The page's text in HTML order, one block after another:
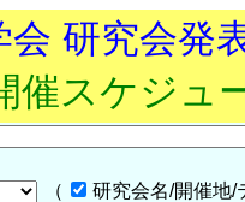
研究会発
催スケジュ
（
研究会名/開催地/